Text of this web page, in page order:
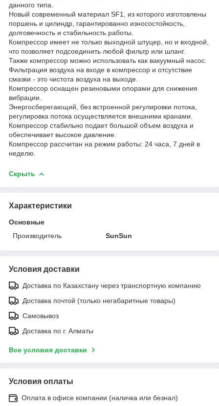
данного типа.
Новый современный материал SF1, из которого изготовлены
поршень и цилиндр, гарантированно износостойкость,
долговечность и стабильность работы.
Компрессор имеет не только выходной штуцер, но и входной,
что позволяет подсоединить любой фильтр или шланг.
Также компрессор можно использовать как вакуумный насос.
Фильтрация воздуха на входе в компрессор и отсутствие
смазки - это чистота воздуха на выходе.
Компрессор оснащен резиновыми опорами для снижения
вибрации.
Энергосберегающий, без встроенной регулировки потока,
регулировка потока осуществляется внешними кранами.
Компрессор стабильно подает большой объем воздуха и
обеспечивает высокое давление.
Компрессор рассчитан на режим работы: 24 часа, 7 дней в
неделю.
Скрыть
Характеристики
Основные
Производитель
SunSun
Условия доставки
Доставка по Казахстану через транспортную компанию
Доставка почтой (только негабаритные товары)
Самовывоз
Доставка по г. Алматы
Все условия доставки
Условия оплаты
Оплата в офисе компании (наличка или безнал)